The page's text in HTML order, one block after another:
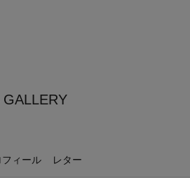
フィール レター